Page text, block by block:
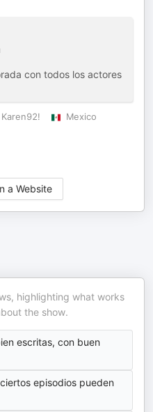
con todos los actores
Karen92!
Mexico
a Website
highlighting what works
the show.
escritas, con buen
episodios pueden